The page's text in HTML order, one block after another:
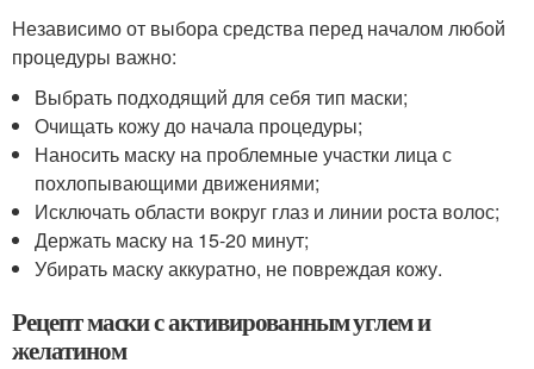
Независимо от выбора средства перед началом любой
процедуры важно:
Выбрать подходящий для себя тип маски;
Очищать кожу до начала процедуры;
Наносить маску на проблемные участки лица с
похлопывающими движениями;
Исключать области вокруг глаз и линии роста волос;
Держать маску на 15-20 минут;
Убирать маску аккуратно, не повреждая кожу.
Рецепт маски с активированным углем и
желатином